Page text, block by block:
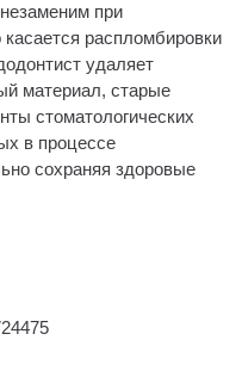
при
распломбировки
удаляет
материал, старые
стоматологических
в процессе
сохраняя здоровые